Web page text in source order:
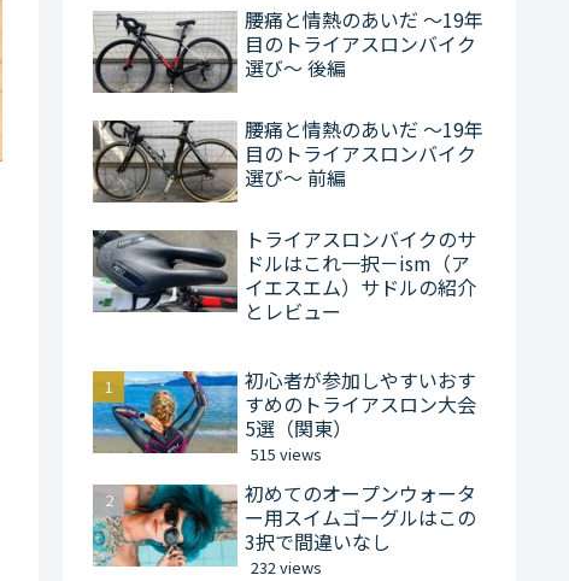
腰痛と情熱のあいだ ～19年
目のトライアスロンバイク
選び～ 後編
腰痛と情熱のあいだ ～19年
目のトライアスロンバイク
選び～ 前編
トライアスロンバイクのサ
ドルはこれ一択－ism（ア
イエスエム）サドルの紹介
とレビュー
初心者が参加しやすいおす
すめのトライアスロン大会
5選（関東）
515 views
初めてのオープンウォータ
ー用スイムゴーグルはこの
3択で間違いなし
232 views